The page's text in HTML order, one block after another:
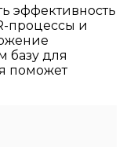
эффективность
процессы и
базу для
поможет